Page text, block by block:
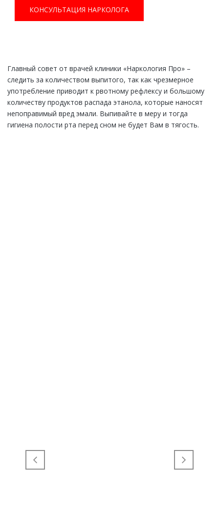
КОНСУЛЬТАЦИЯ НАРКОЛОГА
Главный совет от врачей клиники «Наркология Про» –
следить за количеством выпитого, так как чрезмерное
употребление приводит к рвотному рефлексу и большому
количеству продуктов распада этанола, которые наносят
непоправимый вред эмали. Выпивайте в меру и тогда
гигиена полости рта перед сном не будет Вам в тягость.